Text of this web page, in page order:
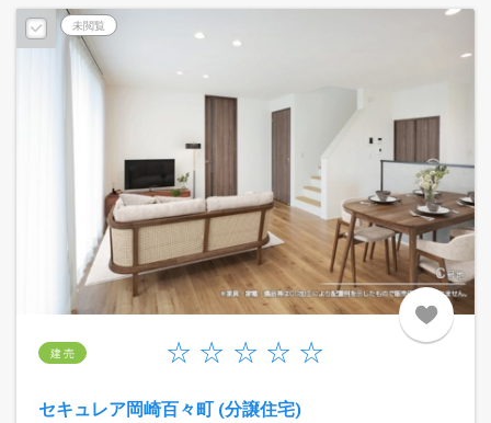
未閲覧
建 売
セキュレア岡崎百々町 (分譲住宅)